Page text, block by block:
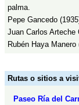
palma.
Pepe Gancedo
Juan Carlos Arteche
Rubén Haya
Rutas o sitios a
Paseo Ría del